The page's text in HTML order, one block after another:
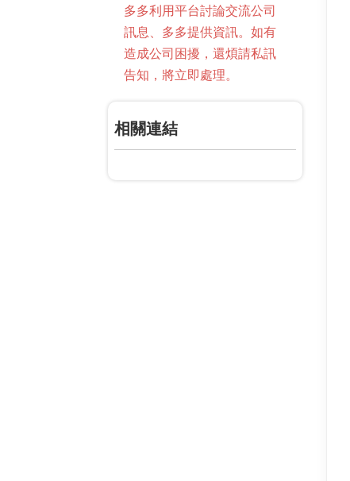
多多利用平台討論交流公司
訊息、多多提供資訊。如有
造成公司困擾，還煩請私訊
告知，將立即處理。
相關連結